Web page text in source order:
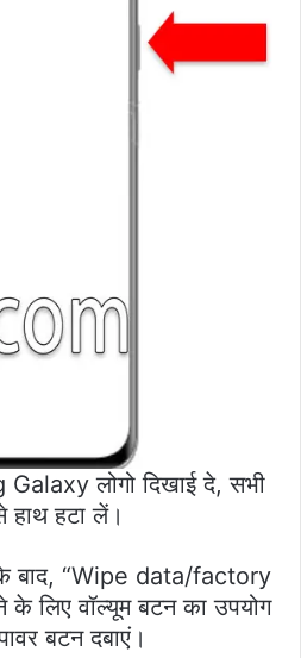
लोगो दिखाई दे, सभी
हाथ हटा लें।
बाद, “Wipe data/factory
लिए वॉल्यूम बटन का उपयोग
बटन दबाएं।